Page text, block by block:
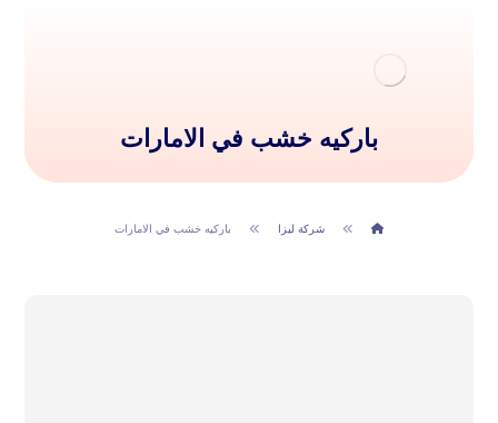
باركيه خشب في الامارات
شركة ليزا باركيه خشب في الامارات